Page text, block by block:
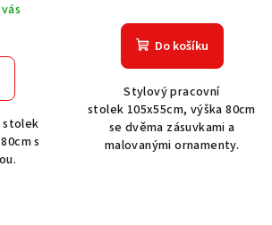
stolek
s
Do košíku
Stylový pracovní
stolek 105x55cm, výška 80cm
se dvěma zásuvkami a
malovanými ornamenty.